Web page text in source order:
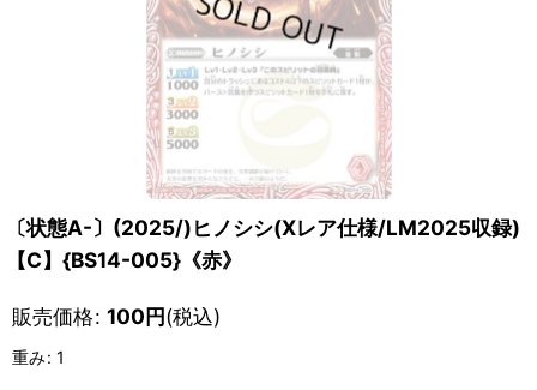
〔状態A-〕(2025/)ヒノシシ(Xレア仕様/LM2025収録)
【C】{BS14-005}《赤》
販売価格: 100円(税込)
重み: 1